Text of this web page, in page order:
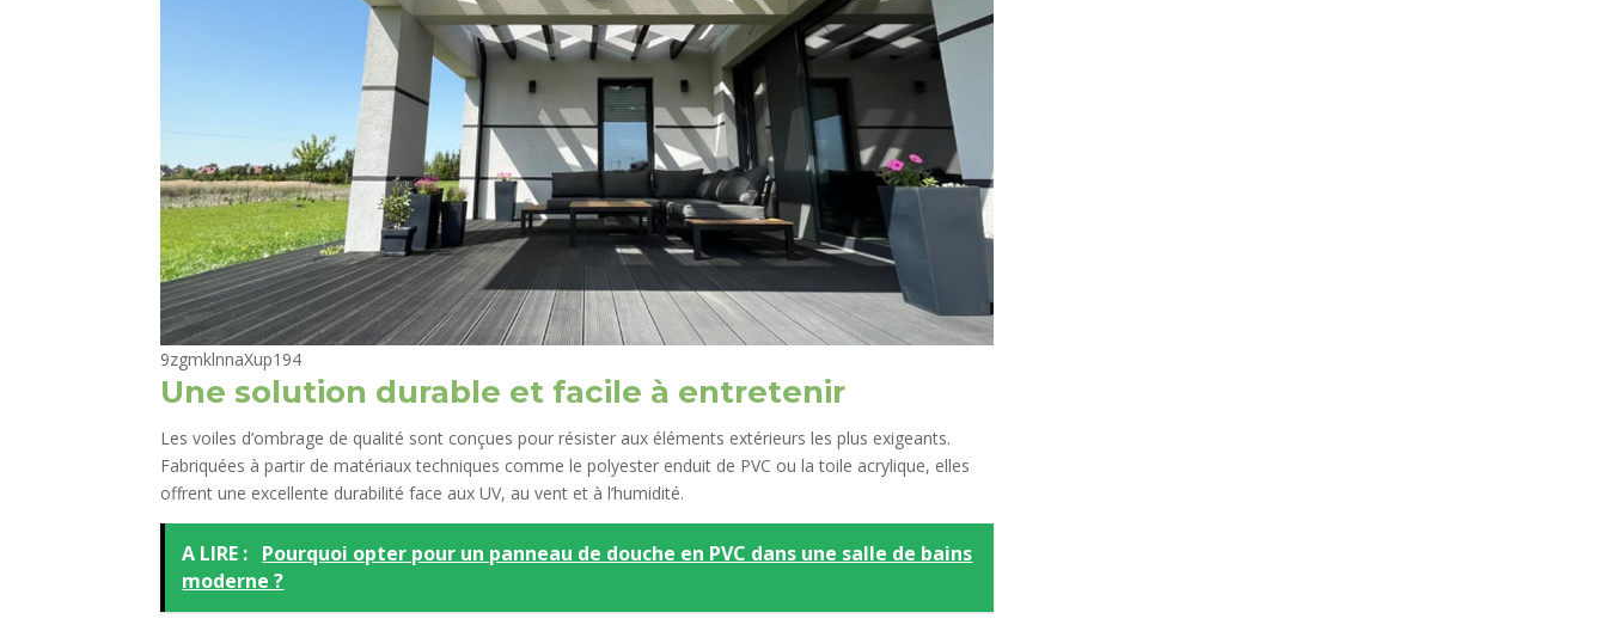
9zgmklnnaXup194
Une solution durable et facile à entretenir
Les voiles d’ombrage de qualité sont conçues pour résister aux éléments extérieurs les plus exigeants.
Fabriquées à partir de matériaux techniques comme le polyester enduit de PVC ou la toile acrylique, elles
offrent une excellente durabilité face aux UV, au vent et à l’humidité.
A LIRE : Pourquoi opter pour un panneau de douche en PVC dans une salle de bains
moderne ?